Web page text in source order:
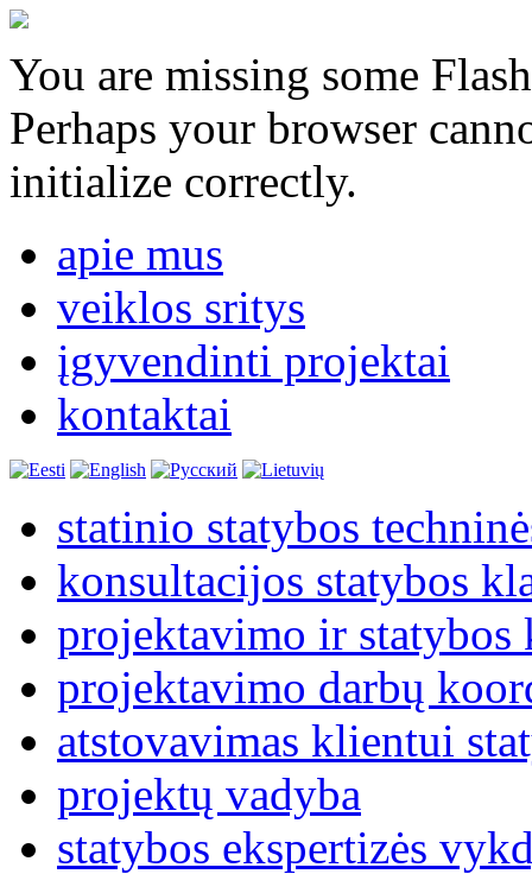
You are missing some
Perhaps your browser
initialize correctly.
apie mus
veiklos sritys
įgyvendinti projektai
kontaktai
statinio statybos
konsultacijos statybos
projektavimo ir statybos
projektavimo darbų
atstovavimas klientui
projektų vadyba
statybos ekspertizės